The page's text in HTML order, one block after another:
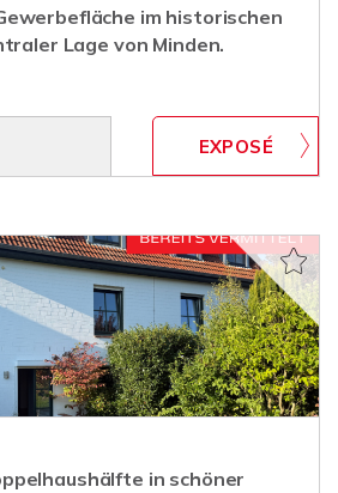
im historischen
Lage von Minden.
in schöner